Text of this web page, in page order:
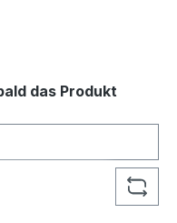
das Produkt